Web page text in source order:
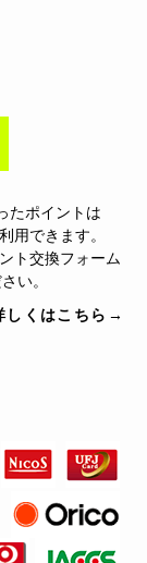
たポイントは
用できます。
ト交換フォーム
い。
しくはこちら→